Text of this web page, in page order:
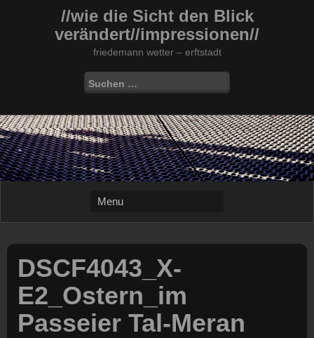
//wie die Sicht den Blick
verändert//impressionen//
friedemann wetter – erftstadt
Suchen
nach:
DSCF4043_X-
E2_Ostern_im
Passeier Tal-Meran